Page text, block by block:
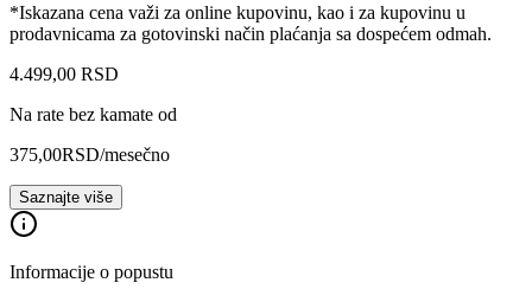
*Iskazana cena važi za online kupovinu, kao i za kupovinu u
prodavnicama za gotovinski način plaćanja sa dospećem odmah.
4.499,00 RSD
Na rate bez kamate od
375,00RSD/mesečno
Saznajte više
Informacije o popustu